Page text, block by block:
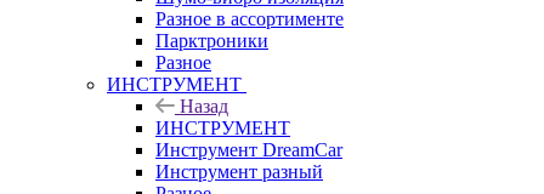
Разное в ассортименте
Парктроники
Разное
ИНСТРУМЕНТ
Назад
ИНСТРУМЕНТ
Инструмент DreamCar
Инструмент разный